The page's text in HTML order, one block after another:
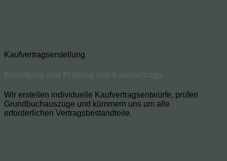
Kaufvertragserstellung
Wir erstellen individuelle Kaufvertragsentwürfe, prüfen
Grundbuchauszüge und kümmern uns um alle
erforderlichen Vertragsbestandteile.